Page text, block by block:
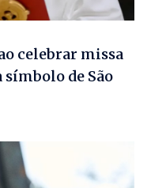
celebrar missa
de São